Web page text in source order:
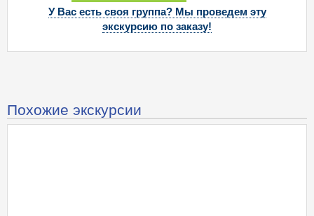
У Вас есть своя группа? Мы проведем эту
экскурсию по заказу!
Похожие экскурсии